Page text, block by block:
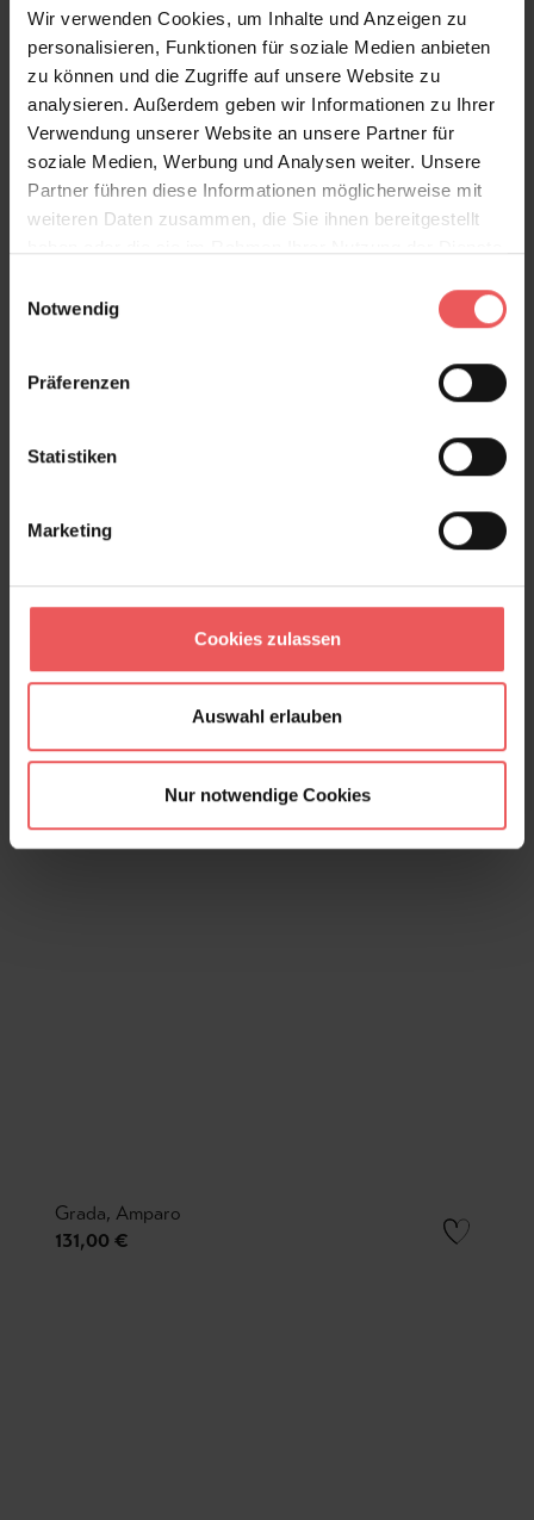
Wir verwenden Cookies, um Inhalte und Anzeigen zu
personalisieren, Funktionen für soziale Medien anbieten
zu können und die Zugriffe auf unsere Website zu
analysieren. Außerdem geben wir Informationen zu Ihrer
Verwendung unserer Website an unsere Partner für
soziale Medien, Werbung und Analysen weiter. Unsere
Partner führen diese Informationen möglicherweise mit
weiteren Daten zusammen, die Sie ihnen bereitgestellt
Notwendig
Präferenzen
Statistiken
Marketing
Cookies zulassen
Auswahl erlauben
Nur notwendige Cookies
131,00 €
Grada, Amazon
Grada, Amparo
131,00 €